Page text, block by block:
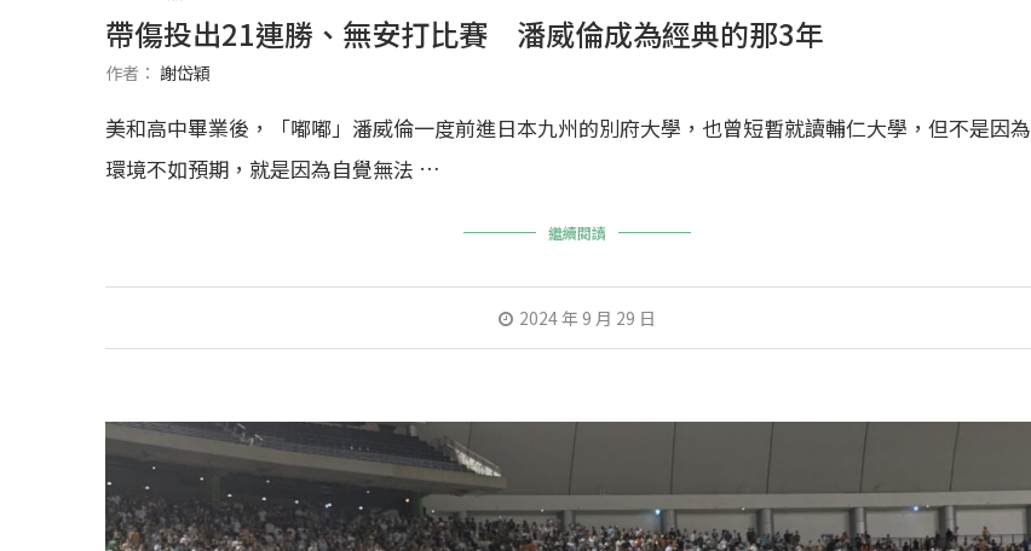
帶傷投出21連勝、無安打比賽 潘威倫成為經典的那3年
作者： 謝岱穎
美和高中畢業後，「嘟嘟」潘威倫一度前進日本九州的別府大學，也曾短暫就讀輔仁大學，但不是因為
環境不如預期，就是因為自覺無法 …
繼續閱讀
2024 年 9 月 29 日